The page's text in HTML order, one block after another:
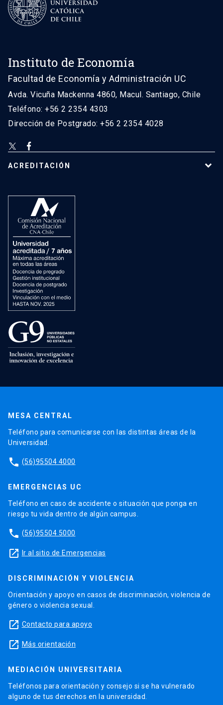
Instituto de Economía
Facultad de Economía y Administración UC
Avda. Vicuña Mackenna 4860, Macul. Santiago, Chile
Teléfono: +56 2 2354 4303
Dirección de Postgrado: +56 2 2354 4028
ACREDITACIÓN
MESA CENTRAL
Teléfono para comunicarse con las distintas áreas de la
Universidad.
phone (56)95504 4000
EMERGENCIAS UC
Teléfono en caso de accidente o situación que ponga en
riesgo tu vida dentro de algún campus.
phone (56)95504 5000
launch Ir al sitio de Emergencias
DISCRIMINACIÓN Y VIOLENCIA
Orientación y apoyo en casos de discriminación, violencia de
género o violencia sexual.
launch Contacto para apoyo
launch Más orientación
MEDIACIÓN UNIVERSITARIA
Teléfonos para orientación y consejo si se ha vulnerado
alguno de tus derechos en la universidad.